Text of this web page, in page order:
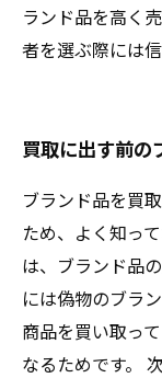
ランド品を高く
者を選ぶ際には
買取に出す前の
ブランド品を買
ため、よく知っ
は、ブランド品
には偽物のブラ
商品を買い取っ
なるためです。